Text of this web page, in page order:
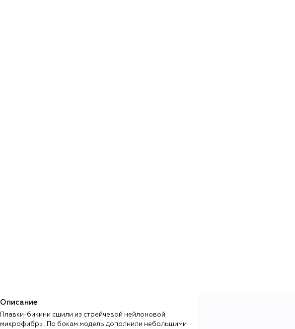
Описание
Плавки-бикини сшили из стрейчевой нейлоновой
микрофибры. По бокам модель дополнили небольшими